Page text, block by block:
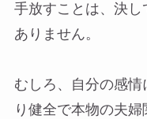
手放すことは、決
ありません。
むしろ、自分の感情
り健全で本物の夫